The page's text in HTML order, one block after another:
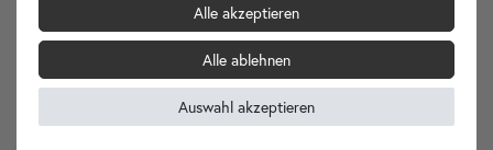
Alle akzeptieren
Alle ablehnen
Auswahl akzeptieren